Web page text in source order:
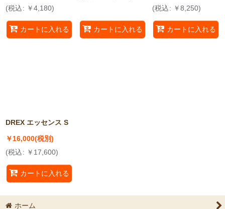
(税込: ￥4,180)
カートに入れる カートに入れる
(税込: ￥8,250)
カートに入れる
DREX エッセンス S
￥16,000(税別)
(税込: ￥ 17,600)
カートに入れる
ホーム